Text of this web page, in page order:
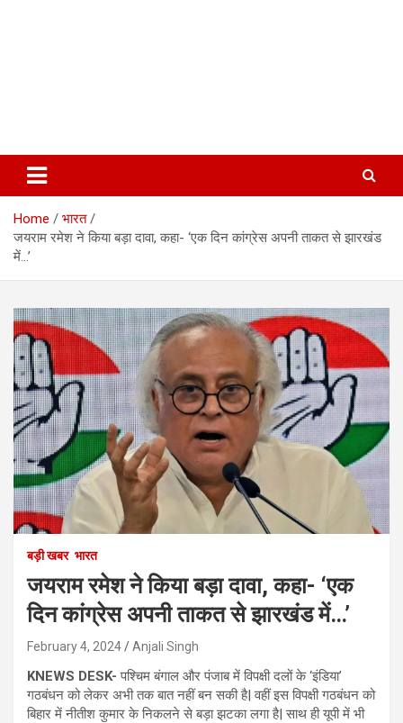
Home
भारत
जयराम रमेश ने किया बड़ा दावा, कहा- ‘एक दिन कांग्रेस अपनी ताकत से झारखंड
में…’
बड़ी खबर भारत
जयराम रमेश ने किया बड़ा दावा, कहा- ‘एक
दिन कांग्रेस अपनी ताकत से झारखंड में…’
February 4, 2024 Anjali Singh
KNEWS DESK- पश्चिम बंगाल और पंजाब में विपक्षी दलों के ‘इंडिया’
गठबंधन को लेकर अभी तक बात नहीं बन सकी है| वहीं इस विपक्षी गठबंधन को
बिहार में नीतीश कुमार के निकलने से बड़ा झटका लगा है| साथ ही यूपी में भी